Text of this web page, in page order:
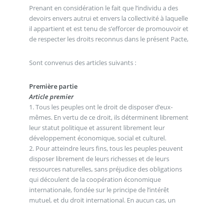
Prenant en considération le fait que l’individu a des
devoirs envers autrui et envers la collectivité à laquelle
il appartient et est tenu de s’efforcer de promouvoir et
de respecter les droits reconnus dans le présent Pacte,
Sont convenus des articles suivants :
Première partie
Article premier
1. Tous les peuples ont le droit de disposer d’eux-
mêmes. En vertu de ce droit, ils déterminent librement
leur statut politique et assurent librement leur
développement économique, social et culturel.
2. Pour atteindre leurs fins, tous les peuples peuvent
disposer librement de leurs richesses et de leurs
ressources naturelles, sans préjudice des obligations
qui découlent de la coopération économique
internationale, fondée sur le principe de l’intérêt
mutuel, et du droit international. En aucun cas, un